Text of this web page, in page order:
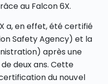
au Falcon 6X.
a, en effet, été certifié
Safety Agency) et la
après une
deux ans. Cette
du nouvel